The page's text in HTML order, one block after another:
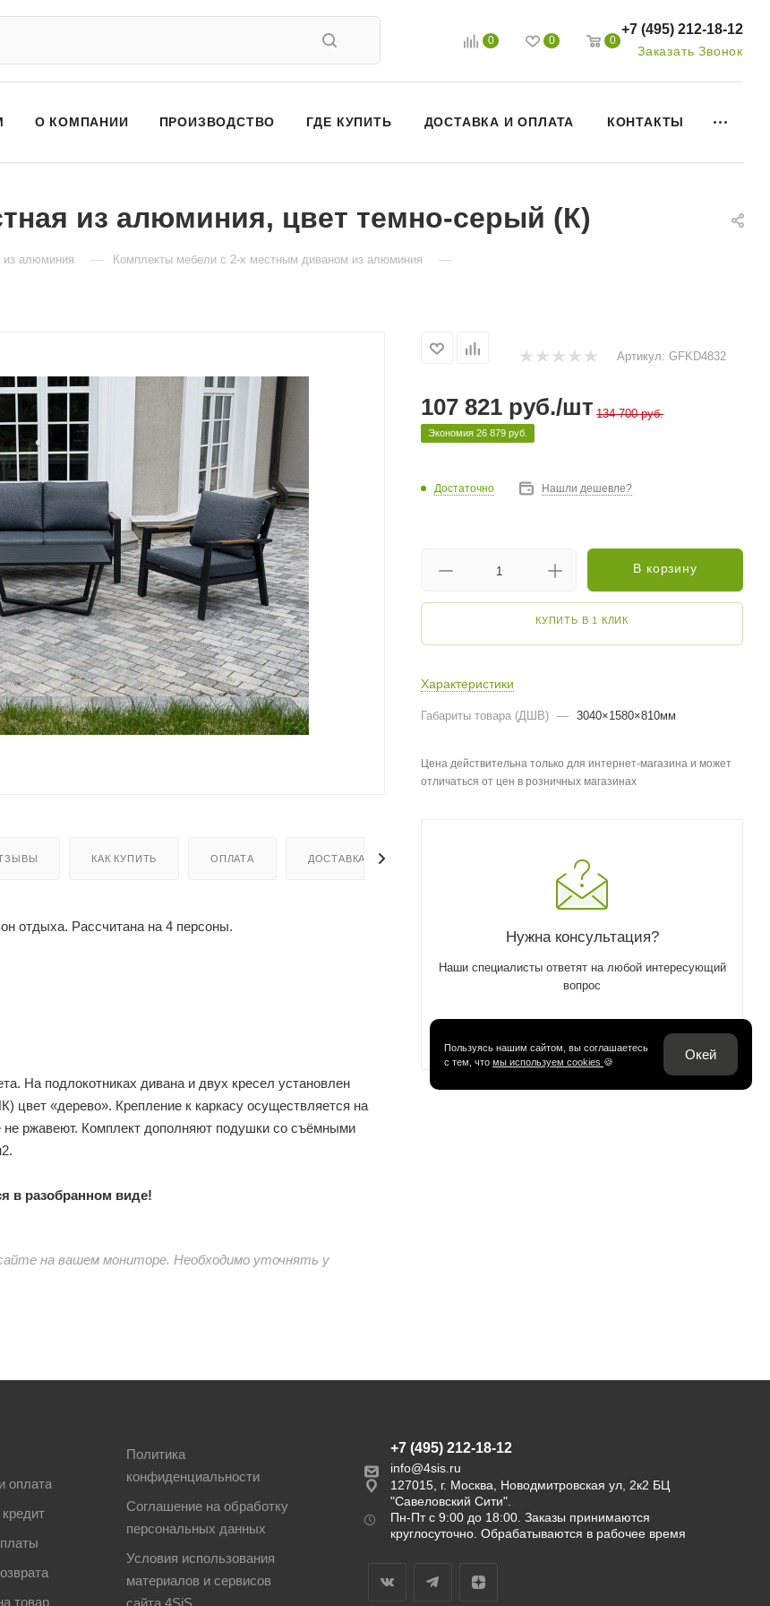
0 0 0
+7 (495) 212-18-12
Заказать Звонок
О КОМПАНИИ ПРОИЗВОДСТВО ГДЕ КУПИТЬ ДОСТАВКА И ОПЛАТА КОНТАКТЫ
из алюминия, цвет темно-серый (К)
из алюминия — Комплекты мебели с 2-х местным диваном из алюминия —
КАК КУПИТЬ ОПЛАТА ДОСТАВКА
отдыха. Рассчитана на 4 персоны.
На подлокотниках дивана и двух кресел установлен
цвет «дерево». Крепление к каркасу осуществляется на
не ржавеют. Комплект дополняют подушки со съёмными
в разобранном виде!
на вашем мониторе. Необходимо уточнять у
Артикул: GFKD4832
107 821 руб./шт 134 700руб.
Экономия 26 879 руб.
Достаточно Нашли дешевле?
В корзину
КУПИТЬ В 1 КЛИК
Характеристики
Габариты товара (ДШВ) — 3040×1580×810мм
Цена действительна только для интернет-магазина и может
отличаться от цен в розничных магазинах
Пользуясь нашим сайтом, вы соглашаетесь
с тем, что мы используем cookies 🍪 Окей
Нужна консультация?
Наши специалисты ответят на любой интересующий
вопрос
ЗАДАТЬ ВОПРОС
оплата
товар
Политика
конфиденциальности
Соглашение на обработку
персональных данных
Условия использования
материалов и сервисов
сайта 4SiS
+7 (495) 212-18-12
info@4sis.ru
127015, г. Москва, Новодмитровская ул, 2к2 БЦ
"Савеловский Сити".
Пн-Пт с 9:00 до 18:00. Заказы принимаются
круглосуточно. Обрабатываются в рабочее время